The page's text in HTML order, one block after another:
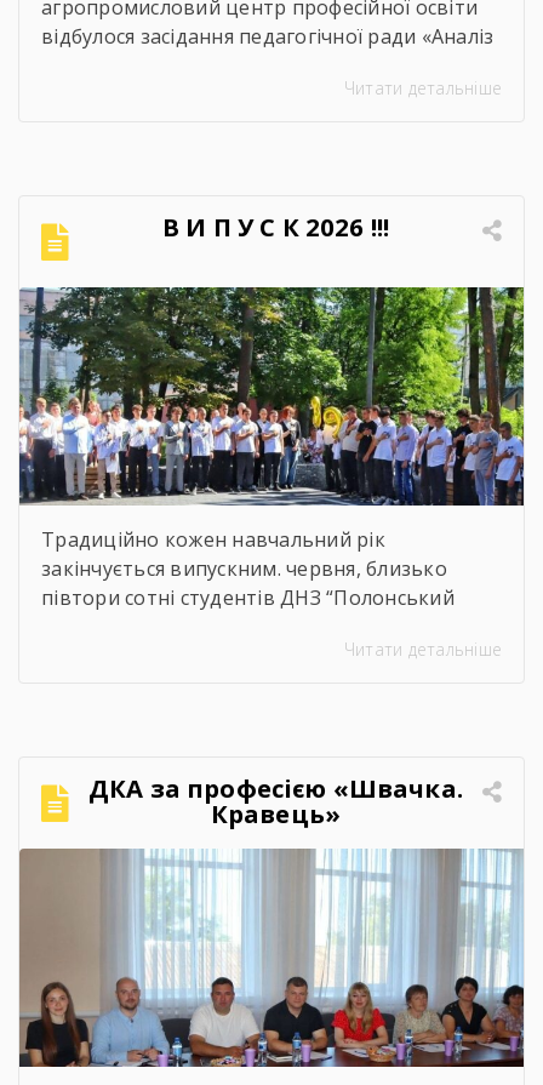
агропромисловий центр професійної освіти
відбулося засідання педагогічної ради «Аналіз
рік». Метою проведення засідання було
навчальних досягнень студентів,
ефективність роботи педагогічного
колективу, стан виховної та методичної
роботи. Дякуємо всім […]
Читати детальніше
В И П У С К 2026 !!!
Традиційно кожен навчальний рік
закінчується випускним. червня, близько
півтори сотні студентів ДНЗ “Полонський
одержали дипломи кваліфікованих
привітання та міцні обійми найрідніших. Для
вас, дорогі випускники, закінчився черговий
етап. А далі […]
Читати детальніше
ДКА за професією «Швачка.
Кравець»